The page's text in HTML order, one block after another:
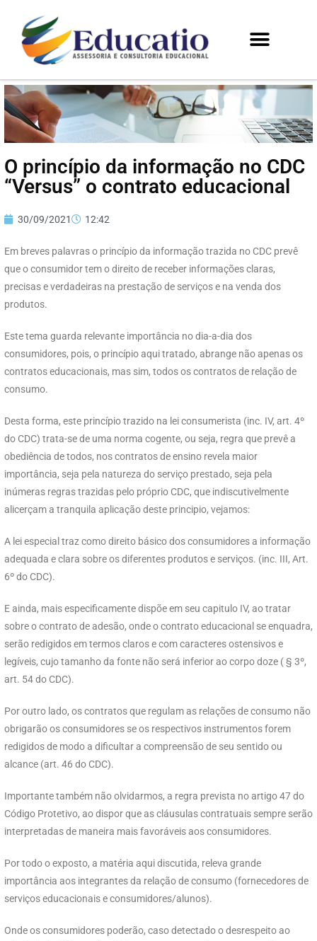
O princípio da informação no CDC
“Versus” o contrato educacional
30/09/2021 12:42
Em breves palavras o princípio da informação trazida no CDC prevê
que o consumidor tem o direito de receber informações claras,
precisas e verdadeiras na prestação de serviços e na venda dos
produtos.
Este tema guarda relevante importância no dia-a-dia dos
consumidores, pois, o princípio aqui tratado, abrange não apenas os
contratos educacionais, mas sim, todos os contratos de relação de
consumo.
Desta forma, este princípio trazido na lei consumerista (inc. IV, art. 4º
do CDC) trata-se de uma norma cogente, ou seja, regra que prevê a
obediência de todos, nos contratos de ensino revela maior
importância, seja pela natureza do serviço prestado, seja pela
inúmeras regras trazidas pelo próprio CDC, que indiscutivelmente
alicerçam a tranquila aplicação deste principio, vejamos:
A lei especial traz como direito básico dos consumidores a informação
adequada e clara sobre os diferentes produtos e serviços. (inc. III, Art.
6º do CDC).
E ainda, mais especificamente dispõe em seu capitulo IV, ao tratar
sobre o contrato de adesão, onde o contrato educacional se enquadra,
serão redigidos em termos claros e com caracteres ostensivos e
legíveis, cujo tamanho da fonte não será inferior ao corpo doze ( § 3º,
art. 54 do CDC).
Por outro lado, os contratos que regulam as relações de consumo não
obrigarão os consumidores se os respectivos instrumentos forem
redigidos de modo a dificultar a compreensão de seu sentido ou
alcance (art. 46 do CDC).
Importante também não olvidarmos, a regra prevista no artigo 47 do
Código Protetivo, ao dispor que as cláusulas contratuais sempre serão
interpretadas de maneira mais favoráveis aos consumidores.
Por todo o exposto, a matéria aqui discutida, releva grande
importância aos integrantes da relação de consumo (fornecedores de
serviços educacionais e consumidores/alunos).
Onde os consumidores poderão, caso detectado o desrespeito ao